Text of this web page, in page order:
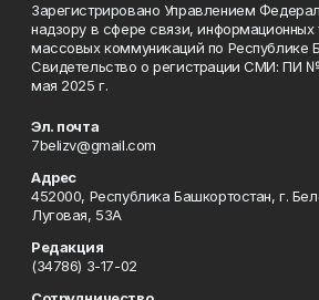
Зарегистрировано Управлением
надзору в сфере связи, информационных
массовых коммуникаций по Республике
Свидетельство о регистрации СМИ: ПИ
мая 2025 г.
Эл. почта
7belizv@gmail.com
Адрес
452000, Республика Башкортостан, г.
Луговая, 53А
Редакция
(34786) 3-17-02